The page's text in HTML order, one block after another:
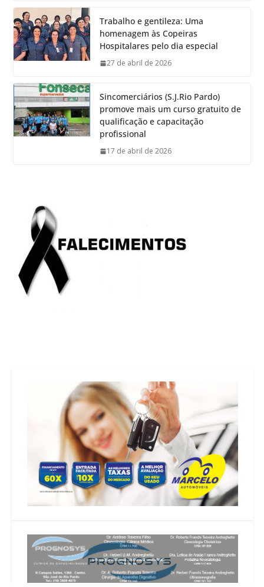
Trabalho e gentileza: Uma
homenagem às Copeiras
Hospitalares pelo dia especial
27 de abril de 2026
Sincomerciários (S.J.Rio Pardo)
promove mais um curso gratuito de
qualificação e capacitação
profissional
17 de abril de 2026